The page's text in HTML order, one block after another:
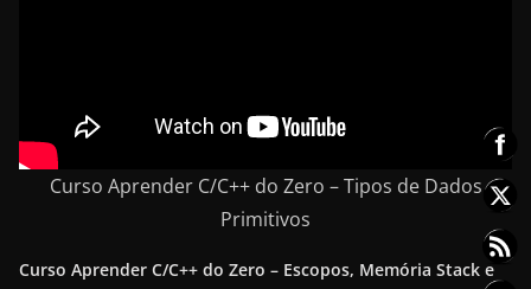
Curso Aprender C/C++ do Zero – Tipos de Dados
Primitivos
Curso Aprender C/C++ do Zero – Escopos, Memória Stack e